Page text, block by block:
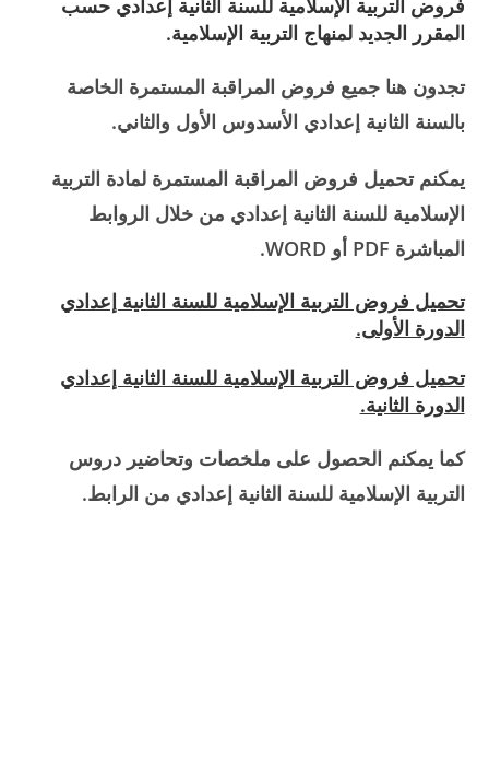
فروض التربية الإسلامية للسنة الثانية إعدادي حسب
المقرر الجديد لمنهاج التربية الإسلامية.
تجدون هنا جميع فروض المراقبة المستمرة الخاصة
بالسنة الثانية إعدادي الأسدوس الأول والثاني.
يمكنم تحميل فروض المراقبة المستمرة لمادة التربية
الإسلامية للسنة الثانية إعدادي من خلال الروابط
المباشرة PDF أو WORD.
تحميل فروض التربية الإسلامية للسنة الثانية إعدادي
الدورة الأولى.
تحميل فروض التربية الإسلامية للسنة الثانية إعدادي
الدورة الثانية.
كما يمكنم الحصول على ملخصات وتحاضير دروس
التربية الإسلامية للسنة الثانية إعدادي من الرابط.